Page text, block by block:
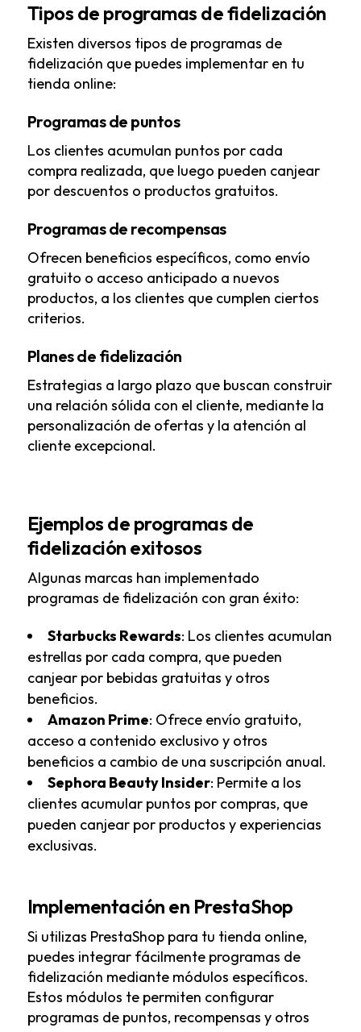
Tipos de programas de fidelización
Existen diversos tipos de programas de
fidelización que puedes implementar en tu
tienda online:
Programas de puntos
Los clientes acumulan puntos por cada
compra realizada, que luego pueden canjear
por descuentos o productos gratuitos.
Programas de recompensas
Ofrecen beneficios específicos, como envío
gratuito o acceso anticipado a nuevos
productos, a los clientes que cumplen ciertos
criterios.
Planes de fidelización
Estrategias a largo plazo que buscan construir
una relación sólida con el cliente, mediante la
personalización de ofertas y la atención al
cliente excepcional.
Ejemplos de programas de
fidelización exitosos
Algunas marcas han implementado
programas de fidelización con gran éxito:
Starbucks Rewards: Los clientes acumulan
estrellas por cada compra, que pueden
canjear por bebidas gratuitas y otros
beneficios.
Amazon Prime: Ofrece envío gratuito,
acceso a contenido exclusivo y otros
beneficios a cambio de una suscripción anual.
Sephora Beauty Insider: Permite a los
clientes acumular puntos por compras, que
pueden canjear por productos y experiencias
exclusivas.
Implementación en PrestaShop
Si utilizas PrestaShop para tu tienda online,
puedes integrar fácilmente programas de
fidelización mediante módulos específicos.
Estos módulos te permiten configurar
programas de puntos, recompensas y otros